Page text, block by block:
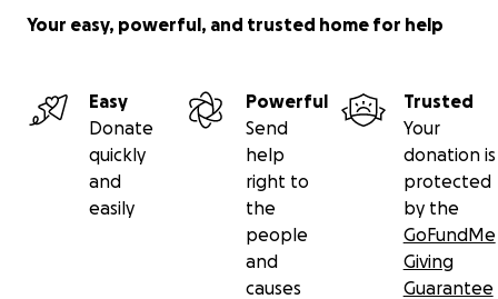
Your easy, powerful, and trusted home for help
Easy
Donate
quickly
and
easily
Powerful
Send
help
right to
the
people
and
causes
Trusted
Your
donation is
protected
by the
GoFundMe
Giving
Guarantee